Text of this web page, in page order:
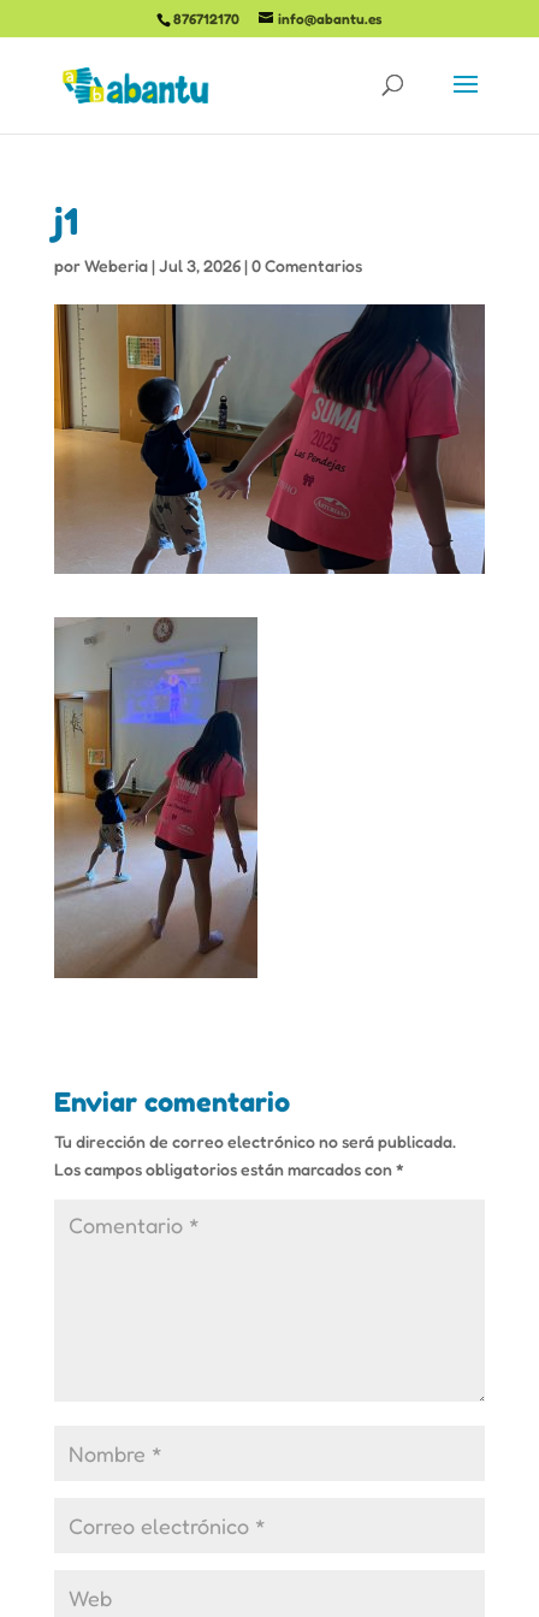
876712170 info@abantu.es
j1
porWeberia|Jul 3, 2026|0 Comentarios
Enviar comentario
Tu dirección de correo electrónico no será publicada.
Los campos obligatorios están marcados con*